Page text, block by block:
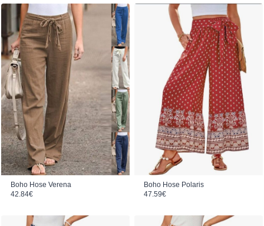
Boho Hose Verena
42.84€
Boho Hose Polaris
47.59€